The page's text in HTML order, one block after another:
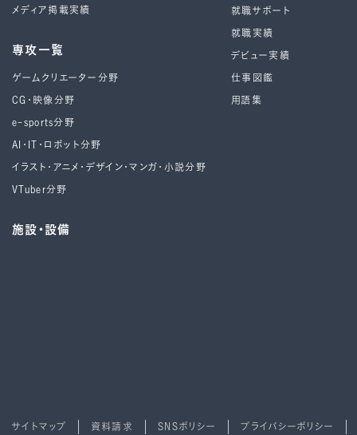
メディア掲載実績
専攻一覧
ゲームクリエーター分野
CG・映像分野
e-sports分野
AI・IT・ロボット分野
イラスト・アニメ・デザイン・マンガ・小説分野
VTuber分野
施設・設備
就職サポート
就職実績
デビュー実績
仕事図鑑
用語集
サイトマップ 資料請求 SNSポリシー プライバシーポリシー